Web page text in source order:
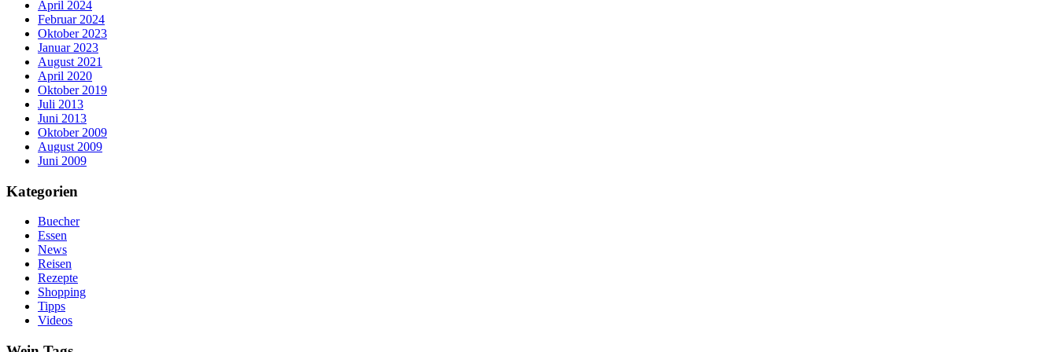
April 2024
Februar 2024
Oktober 2023
Januar 2023
August 2021
April 2020
Oktober 2019
Juli 2013
Juni 2013
Oktober 2009
August 2009
Juni 2009
Kategorien
Buecher
Essen
News
Reisen
Rezepte
Shopping
Tipps
Videos